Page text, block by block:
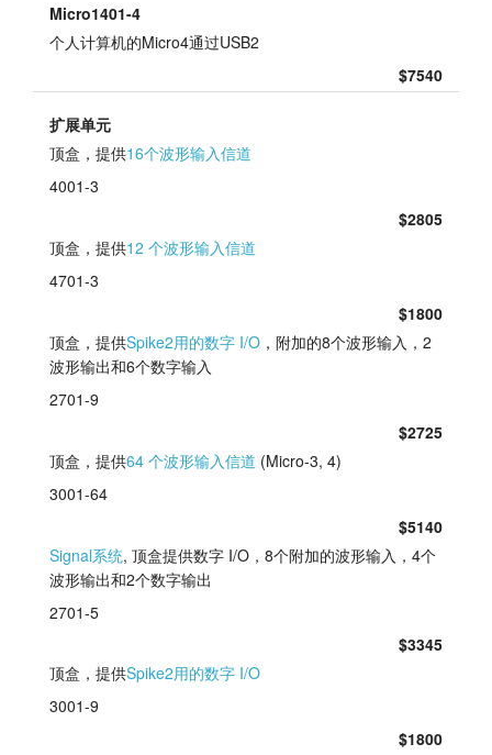
Micro1401-4
个人计算机的Micro4通过USB2
$7540
扩展单元
顶盒，提供16个波形输入信道
4001-3
$2805
顶盒，提供12 个波形输入信道
4701-3
$1800
顶盒，提供Spike2用的数字 I/O ，附加的8个波形输入，2
波形输出和6个数字输入
2701-9
$2725
顶盒，提供64 个波形输入信道 (Micro-3, 4)
3001-64
$5140
Signal系统, 顶盒提供数字 I/O，8个附加的波形输入，4个
波形输出和2个数字输出
2701-5
$3345
顶盒，提供Spike2用的数字 I/O
3001-9
$1800